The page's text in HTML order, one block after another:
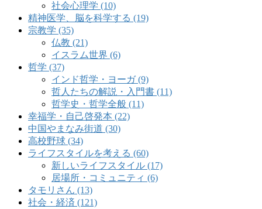
社会心理学 (10)
精神医学、脳を科学する (19)
宗教学 (35)
仏教 (21)
イスラム世界 (6)
哲学 (37)
インド哲学・ヨーガ (9)
哲人たちの解説・入門書 (11)
哲学史・哲学全般 (11)
幸福学・自己啓発本 (22)
中国やまなみ街道 (30)
高校野球 (34)
ライフスタイルを考える (60)
新しいライフスタイル (17)
居場所・コミュニティ (6)
タモリさん (13)
社会・経済 (121)